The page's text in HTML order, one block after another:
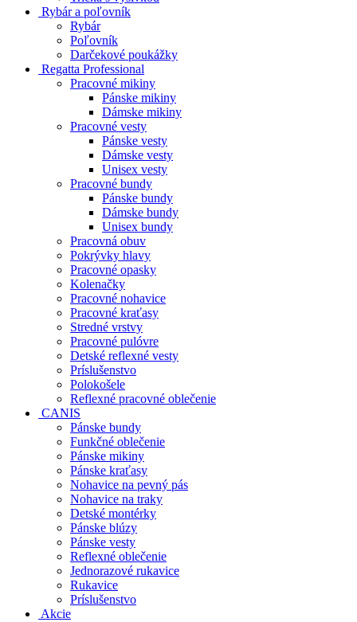
Rybár a poľovník
Rybár
Poľovník
Darčekové poukážky
Regatta Professional
Pracovné mikiny
Pánske mikiny
Dámske mikiny
Pracovné vesty
Pánske vesty
Dámske vesty
Unisex vesty
Pracovné bundy
Pánske bundy
Dámske bundy
Unisex bundy
Pracovná obuv
Pokrývky hlavy
Pracovné opasky
Kolenačky
Pracovné nohavice
Pracovné kraťasy
Stredné vrstvy
Pracovné pulóvre
Detské reflexné vesty
Príslušenstvo
Polokošele
Reflexné pracovné oblečenie
CANIS
Pánske bundy
Funkčné oblečenie
Pánske mikiny
Pánske kraťasy
Nohavice na pevný pás
Nohavice na traky
Detské montérky
Pánske blúzy
Pánske vesty
Reflexné oblečenie
Jednorazové rukavice
Rukavice
Príslušenstvo
Akcie